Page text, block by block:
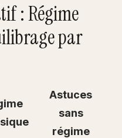
: Régime
par
Astuces
sans
régime